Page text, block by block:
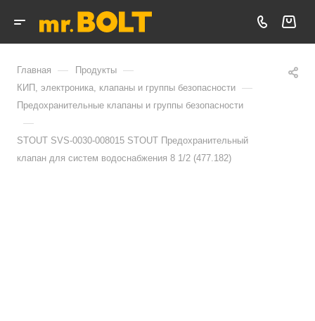
Главная — Продукты —
КИП, электроника, клапаны и группы безопасности —
Предохранительные клапаны и группы безопасности
—
STOUT SVS-0030-008015 STOUT Предохранительный
клапан для систем водоснабжения 8 1/2 (477.182)